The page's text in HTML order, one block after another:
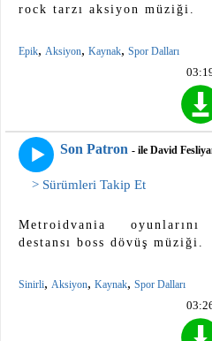
rock tarzı aksiyon müziği.
Epik, Aksiyon, Kaynak, Spor Dalları
Son Patron - ile David
> Sürümleri Takip Et
Metroidvania oyunlarını
destansı boss dövüş müziği.
Sinirli, Aksiyon, Kaynak, Spor Dalları